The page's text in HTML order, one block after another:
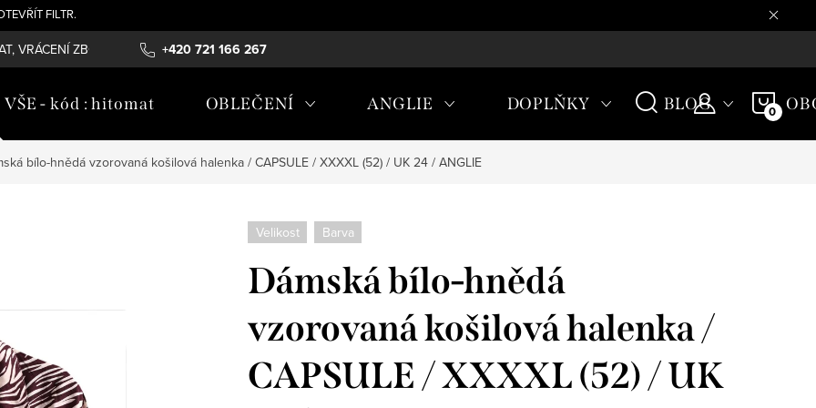
FILTR.
+420 721 166 267
VRÁCENÍ ZBOŽÍ , REKLAMAČNÍ ŘÁD, ÚDRŽBA MATERIÁLŮ
- kód : hitomat OBLEČENÍ ANGLIE DOPLŇKY BLOG
bílo-hnědá vzorovaná košilová halenka / CAPSULE / XXXXL (52) / UK 24 / ANGLIE
Velikost Barva
Dámská bílo-hnědá
vzorovaná košilová halenka /
CAPSULE / XXXXL (52) / UK